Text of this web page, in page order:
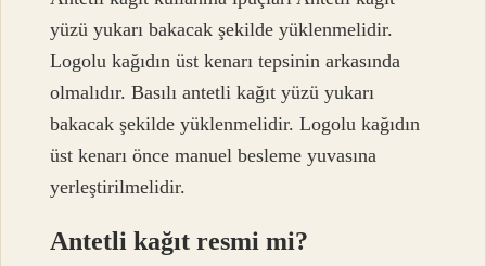
yüzü yukarı bakacak şekilde yüklenmelidir.
Logolu kağıdın üst kenarı tepsinin arkasında
olmalıdır. Basılı antetli kağıt yüzü yukarı
bakacak şekilde yüklenmelidir. Logolu kağıdın
üst kenarı önce manuel besleme yuvasına
yerleştirilmelidir.
Antetli kağıt resmi mi?